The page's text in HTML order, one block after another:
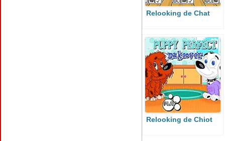
Relooking de Chat
Relooking de Chiot